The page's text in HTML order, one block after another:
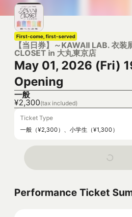
First-come, first-served
【当日券】～KAWAII LAB. 衣装
CLOSET in 大丸東京店
May 01, 2026 (Fri)
Opening
一般
¥2,300(tax included)
Ticket Type
一般（¥2,300）、小学生（¥1,300）
Performance Ticket